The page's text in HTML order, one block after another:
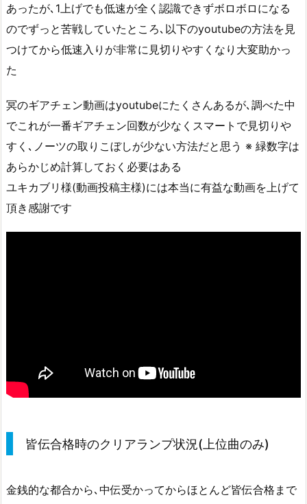
あったが､1上げでも低速が全く認識できずボロボロになる
のでずっと苦戦していたところ､以下のyoutubeの方法を見
つけてから低速入りが非常に見切りやすくなり大変助かっ
た
冥のギアチェン動画はyoutubeにたくさんあるが､調べた中
でこれが一番ギアチェン回数が少なくスマートで見切りや
すく､ノーツの取りこぼしが少ない方法だと思う ※ 緑数字は
あらかじめ計算しておく必要はある
ユキカブリ様(動画投稿主様)には本当に有益な動画を上げて
頂き感謝です
皆伝合格時のクリアランプ状況(上位曲のみ)
金銭的な都合から､中伝受かってからほとんど皆伝合格まで